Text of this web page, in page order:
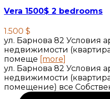
Vera 1500$ 2 bedrooms
1.500 $
ул. Барнова 82 Условия
недвижимости
помеще [more]
ул. Барнова 82 Условия
недвижимости
помещение) все